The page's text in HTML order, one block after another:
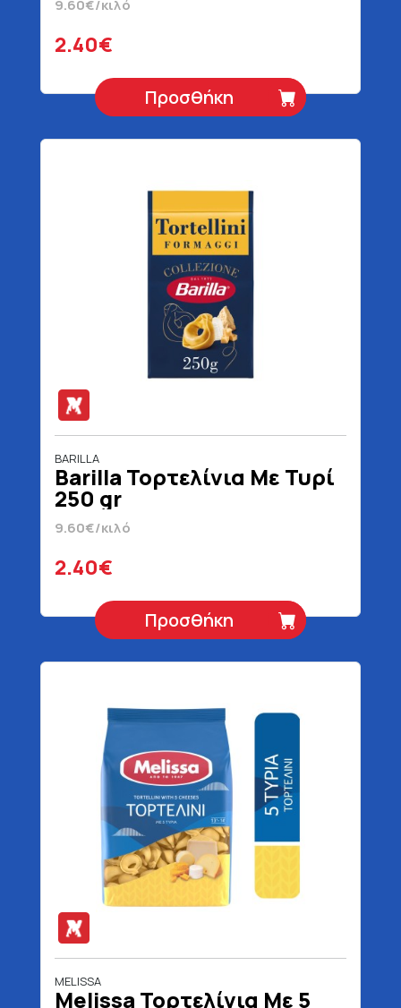
9.60€/κιλό
2.40€
Προσθήκη
BARILLA
Barilla Τορτελίνια Με Τυρί
250 gr
9.60€/κιλό
2.40€
Προσθήκη
MELISSA
Melissa Τορτελίνια Με 5